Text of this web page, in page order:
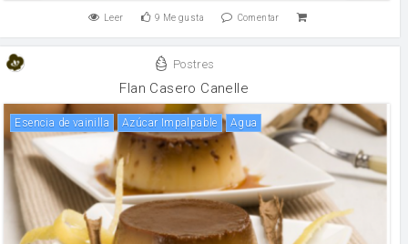
Leer 9 Me gusta Comentar
Postres
Flan Casero Canelle
Esencia de vainilla Azúcar Impalpable agua